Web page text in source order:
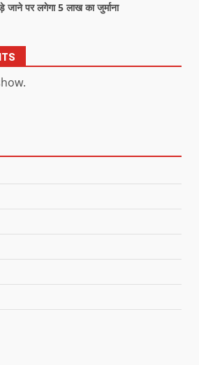
पर लगेगा 5 लाख का जुर्माना